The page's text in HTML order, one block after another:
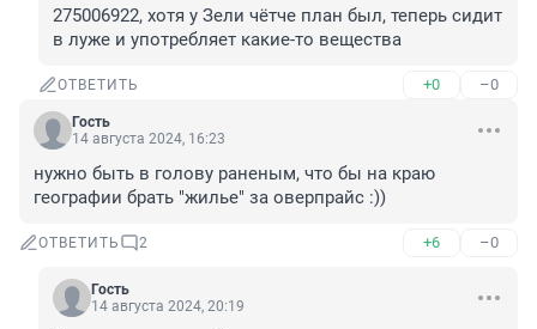
275006922, хотя у Зели чётче план был, теперь сидит
в луже и употребляет какие-то вещества
ОТВЕТИТЬ +0 –0
Гость
14 августа 2024, 16:23
нужно быть в голову раненым, что бы на краю
географии брать "жилье" за оверпрайс :))
ОТВЕТИТЬ 2 +6 –0
Гость
14 августа 2024, 20:19